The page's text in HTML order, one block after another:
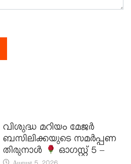
വിശുദ്ധ മറിയം മേജർ
ബസിലിക്കയുടെ സമർപ്പണ
തിരുനാൾ
ഓഗസ്റ്റ് 5 –